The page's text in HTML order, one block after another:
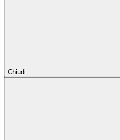
Chiudi